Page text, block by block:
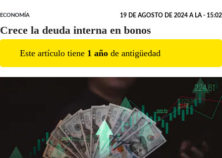
ECONOMÍA 19 DE AGOSTO DE 2024 A LA - 15:02
Crece la deuda interna en bonos
Este artículo tiene 1 año de antigüedad